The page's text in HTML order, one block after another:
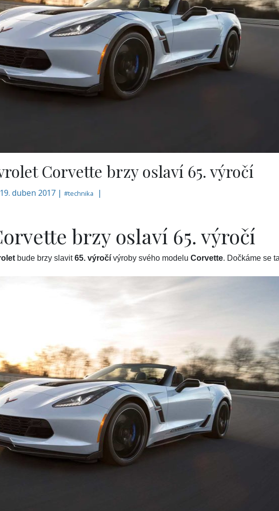
Corvette brzy oslaví 65. výročí
19. duben 2017 |#technika |
brzy oslaví 65. výročí
bude brzy slavit65. výročí výroby svého modelu Corvette. Dočkáme se